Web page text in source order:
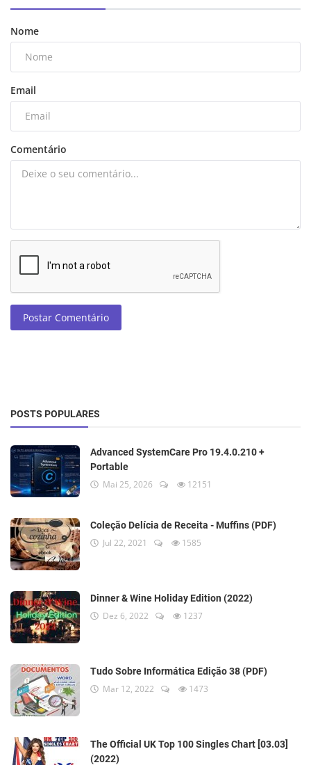
Nome
Email
Comentário
Postar Comentário
POSTS POPULARES
Advanced SystemCare Pro 19.4.0.210 +
Portable
Mai 25, 2026 12151
Coleção Delícia de Receita - Muffins (PDF)
Jul 22, 2021 1585
Dinner & Wine Holiday Edition (2022)
Dez 6, 2022 1237
Tudo Sobre Informática Edição 38 (PDF)
Mar 12, 2022 1473
The Official UK Top 100 Singles Chart [03.03]
(2022)